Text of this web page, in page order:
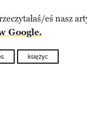
eś nasz
Google.
księżyc